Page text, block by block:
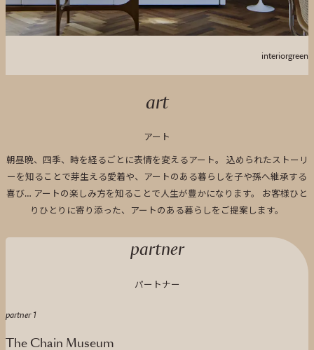
interiorgreen
art
アート
朝昼晩、四季、時を経るごとに表情を変えるアート。 込められたストーリ
ーを知ることで芽生える愛着や、アートのある暮らしを子や孫へ継承する
喜び… アートの楽しみ方を知ることで人生が豊かになります。 お客様ひと
りひとりに寄り添った、アートのある暮らしをご提案します。
partner
パートナー
partner 1
The Chain Museum